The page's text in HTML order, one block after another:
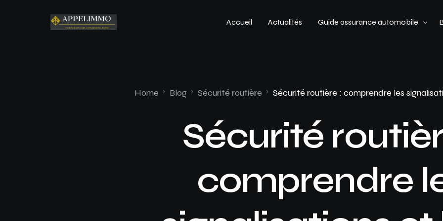
Accueil Actualités Guide assurance automobile
Profil de conducteur
Home Blog Sécurité routière Sécurité routière : comprendre les
Sécurité
comprendre